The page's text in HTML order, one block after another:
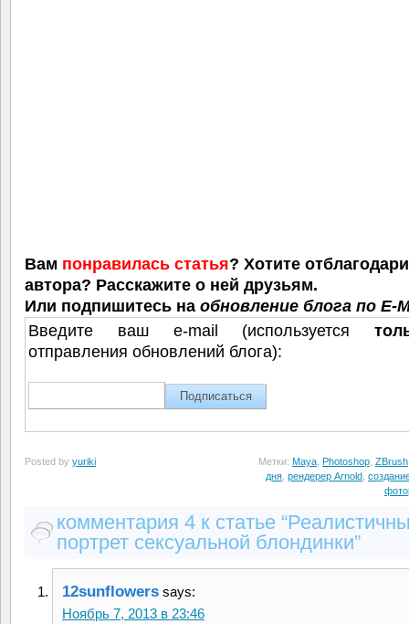
Вам понравилась статья? Хотите
автора? Расскажите о ней друзьям.
Или подпишитесь на обновление блога по E-
Введите ваш e-mail (используется
отправления обновлений блога):
Posted by yuriki Метки: Maya Photoshop ZBrush
дня рендерер Arnold
комментария 4 к статье
портрет сексуальной блондинки”
12sunflowers says:
Ноябрь 7, 2013 в 23:46